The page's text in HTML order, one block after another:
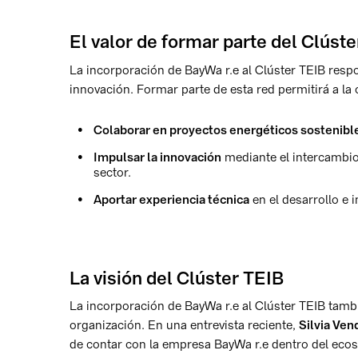
El valor de formar parte del
La incorporación de BayWa r.e al Clúster TEIB
innovación. Formar parte de esta red permitirá a la
Colaborar en proyectos energéticos
Impulsar la innovación mediante el
sector.
Aportar experiencia técnica en el desarrollo e
La visión del Clúster TEIB
La incorporación de BayWa r.e al Clúster TEIB
organización. En una entrevista reciente, Silvia
de contar con la empresa BayWa r.e dentro del